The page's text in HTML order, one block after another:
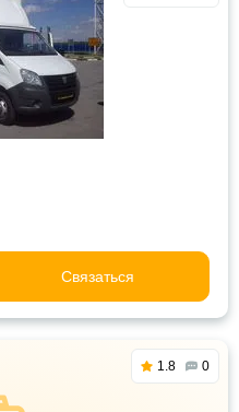
Связаться
1.8 0